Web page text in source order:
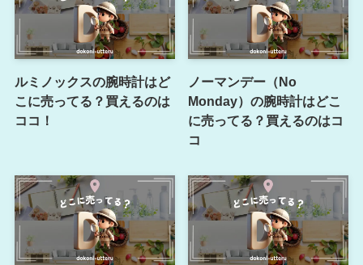
ルミノックスの腕時計はど
こに売ってる？買えるのは
ココ！
ノーマンデー（No
Monday）の腕時計はどこ
に売ってる？買えるのはコ
コ